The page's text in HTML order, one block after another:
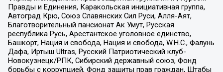
Правды и Единения, Каракольская инициативная группа,
Автоград Крю, Союз Славянских Сил Руси, Алля-Аят,
Благотворительный пансионат Ак Умут, Русская
республика Русь, Арестантское уголовное единство,
Башкорт, Нация и свобода, Нация и свобода, W.H.С., Фалунь
Дафа, Иртыш Ultras, Русский Патриотический клуб-
Новокузнецк/РПК, Сибирский державный союз, Фонд
борьбы с коррупцией, Фонд защиты прав граждан, Штабы